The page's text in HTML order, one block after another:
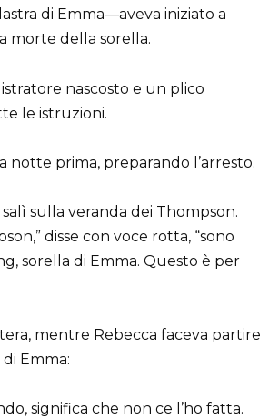
di Emma—aveva iniziato a
morte della sorella.
nascosto e un plico
le istruzioni.
notte prima, preparando l’arresto.
sulla veranda dei Thompson.
disse con voce rotta, “sono
sorella di Emma. Questo è per
mentre Rebecca faceva partire
Emma:
significa che non ce l’ho fatta.